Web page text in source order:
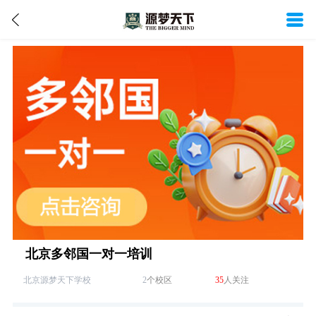
北京多邻国一对一培训
北京源梦天下学校 2个校区 35人关注